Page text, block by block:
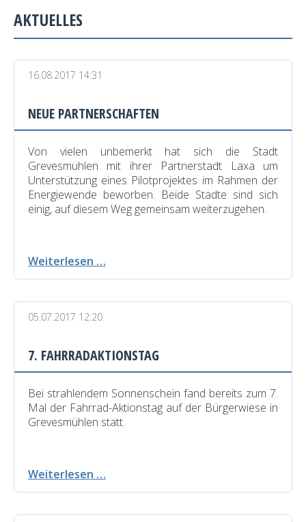
AKTUELLES
16.08.2017 14:31
NEUE PARTNERSCHAFTEN
Von vielen unbemerkt hat sich die Stadt
Grevesmühlen mit ihrer Partnerstadt Laxa um
Unterstützung eines Pilotprojektes im Rahmen der
Energiewende beworben. Beide Städte sind sich
einig, auf diesem Weg gemeinsam weiterzugehen.
Weiterlesen …
05.07.2017 12:20
7. FAHRRADAKTIONSTAG
Bei strahlendem Sonnenschein fand bereits zum 7.
Mal der Fahrrad-Aktionstag auf der Bürgerwiese in
Grevesmühlen statt.
Weiterlesen …